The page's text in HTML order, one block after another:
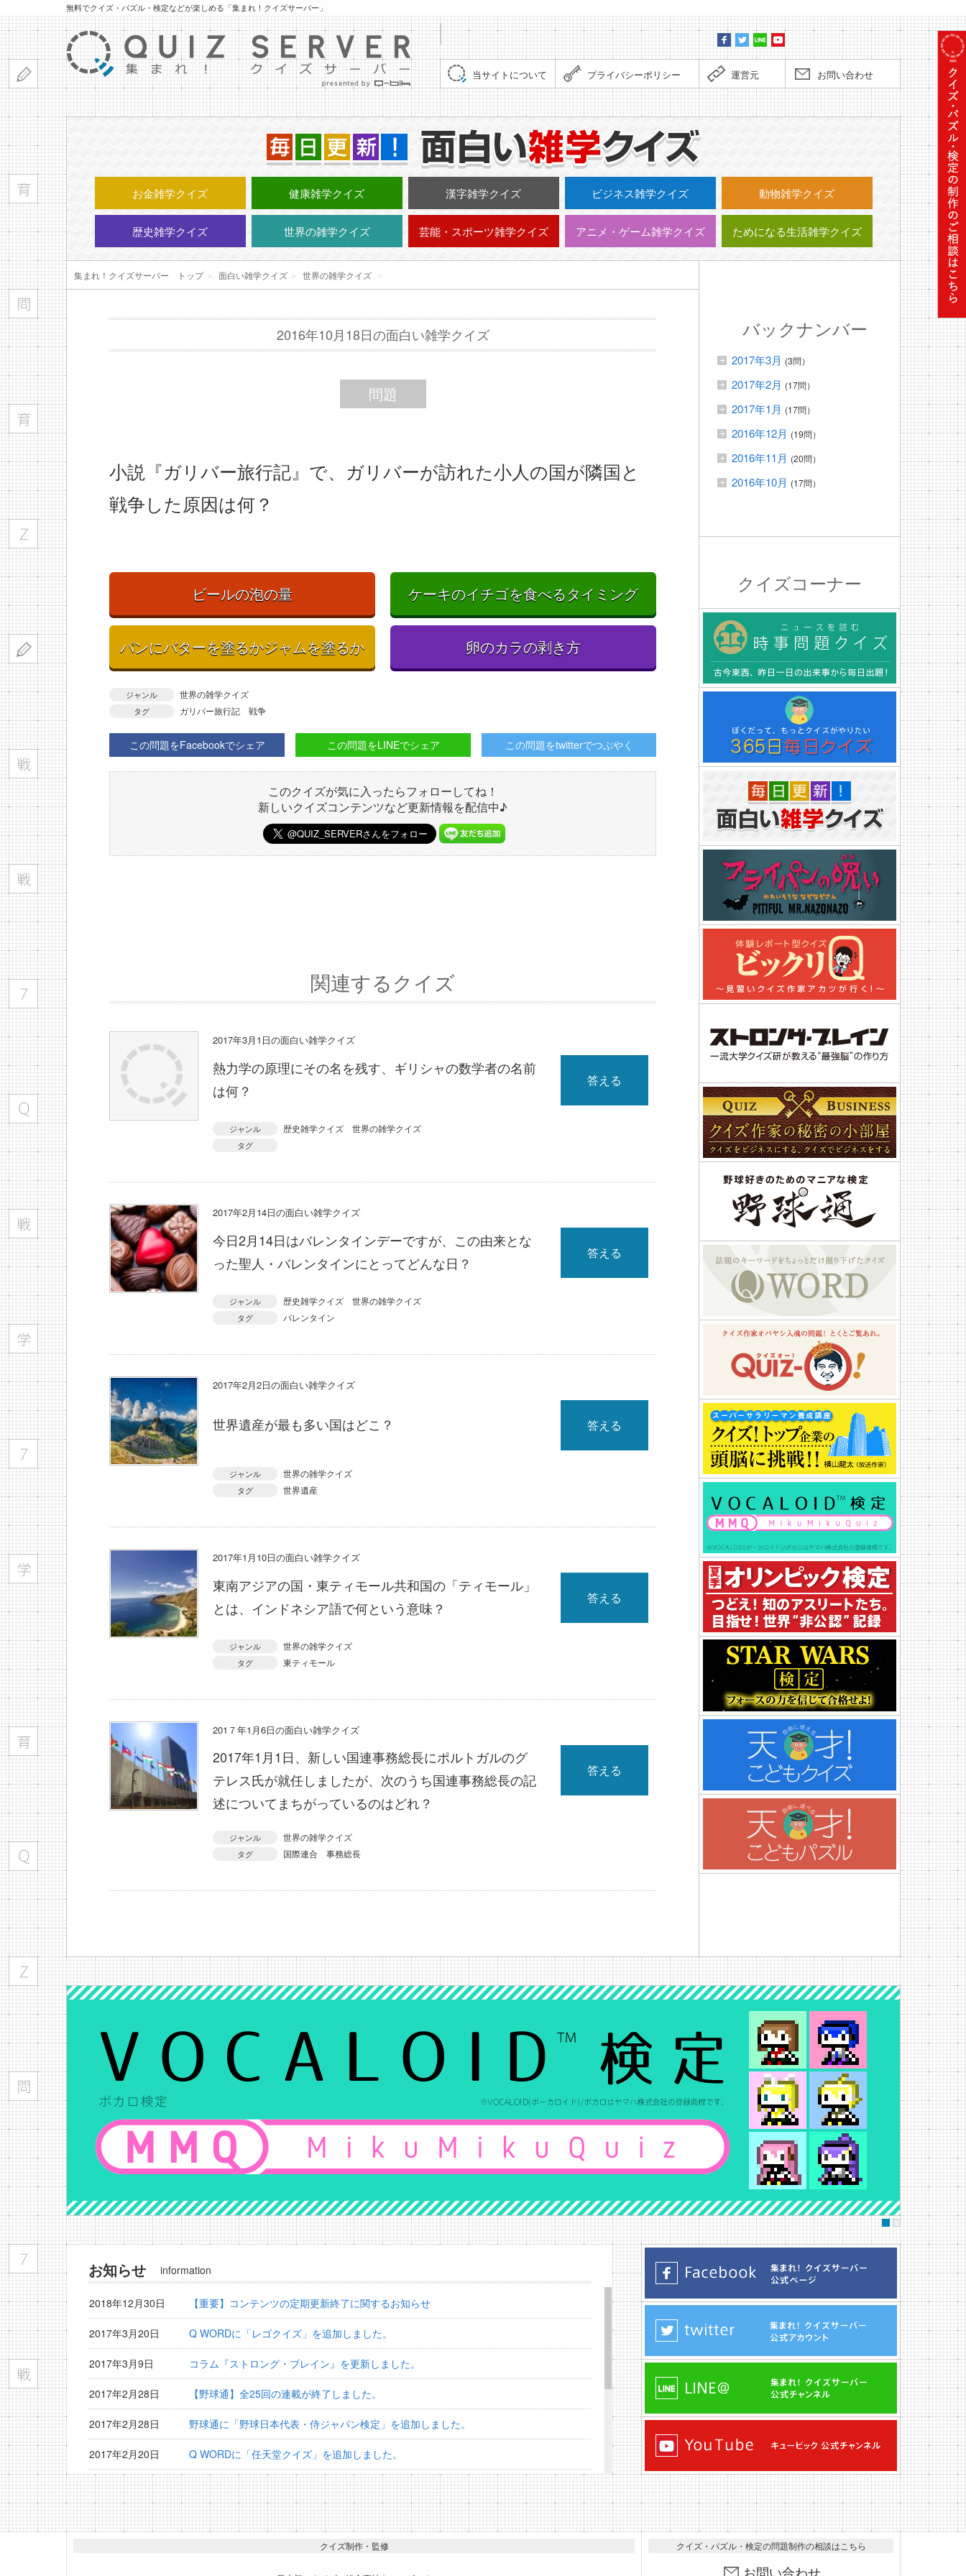
無料でクイズ・パズル・検定などが楽しめる「集まれ！クイズサーバー」
当サイトについて プライバシーポリシー 運営元 お問い合わせ
毎日更
お金雑学クイズ 健康雑学クイズ 漢字雑学クイズ ビジネス雑学クイズ 動物雑学クイズ
歴史雑学クイズ 世界の雑学クイズ 芸能・スポーツ雑学クイズ アニメ・ゲーム雑学クイズ ためになる生活雑学クイズ
集まれ！クイズサーバー トップ＞ 面白い雑学クイズ ＞ 世界の雑学クイズ ＞
2016年10月18日の面白い雑学クイズ
問題
小説『ガリバー旅行記』で、ガリバーが訪れた小人の国が隣国と
戦争した原因は何？
ビールの泡の量 ケーキのイチゴを食べるタイミング
パンにバターを塗るかジャムを塗るか 卵のカラの剥き方
ジャンル 世界の雑学クイズ
タグ ガリバー旅行記 戦争
この問題をFacebookでシェア この問題をLINEでシェア この問題をtwitterでつぶやく
このクイズが気に入ったらフォローしてね！
新しいクイズコンテンツなど更新情報を配信中♪
関連するクイズ
2017年3月1日の面白い雑学クイズ
熱力学の原理にその名を残す、ギリシャの数学者の名前
は何？
答える
ジャンル 歴史雑学クイズ 世界の雑学クイズ
タグ
2017年2月14日の面白い雑学クイズ
今日2月14日はバレンタインデーですが、この由来とな
った聖人・バレンタインにとってどんな日？
答える
ジャンル 歴史雑学クイズ 世界の雑学クイズ
タグ バレンタイン
2017年2月2日の面白い雑学クイズ
世界遺産が最も多い国はどこ？ 答える
ジャンル 世界の雑学クイズ
タグ 世界遺産
2017年1月10日の面白い雑学クイズ
東南アジアの国・東ティモール共和国の「ティモール」
とは、インドネシア語で何という意味？
答える
ジャンル 世界の雑学クイズ
タグ 東ティモール
201７年1月6日の面白い雑学クイズ
2017年1月1日、新しい国連事務総長にポルトガルのグ
テレス氏が就任しましたが、次のうち国連事務総長の記
述についてまちがっているのはどれ？
答える
ジャンル 世界の雑学クイズ
タグ 国際連合 事務総長
バックナンバー
2017年3月 (3問）
2017年2月 (17問）
2017年1月 (17問）
2016年12月 (19問）
2016年11月 (20問）
2016年10月 (17問）
クイズコーナー
お知らせ information
2018年12月30日 【重要】コンテンツの定期更新終了に関するお知らせ
2017年3月20日 Q WORDに「レゴクイズ」を追加しました。
2017年3月9日 コラム『ストロング・ブレイン』を更新しました。
2017年2月28日 【野球通】全25回の連載が終了しました。
2017年2月28日 野球通に「野球日本代表・侍ジャパン検定」を追加しました。
2017年2月20日 Q WORDに「任天堂クイズ」を追加しました。
Q WORDに「夏目漱石クイズ」を追加しました。
クイズ制作・監修 クイズ・パズル・検定の問題制作の相談はこちら
お問い合わせ